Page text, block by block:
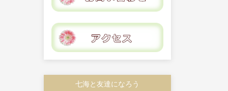
七海と友達になろう